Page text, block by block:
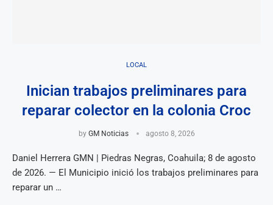
LOCAL
Inician trabajos preliminares para
reparar colector en la colonia Croc
by GM Noticias agosto 8, 2026
Daniel Herrera GMN | Piedras Negras, Coahuila; 8 de agosto
de 2026. — El Municipio inició los trabajos preliminares para
reparar un …